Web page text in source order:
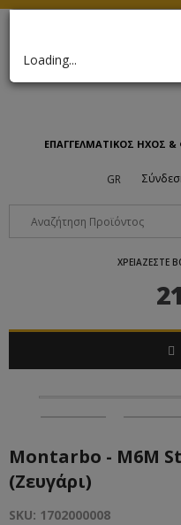
ΕΠΑΓΓΕΛΜΑΤΙΚΟΣ ΗΧΟΣ &
GR
ΧΡΕΙΑΖΕΣΤΕ
Montarbo - M6M
(Ζευγάρι)
SKU: 1702000008
Loading...